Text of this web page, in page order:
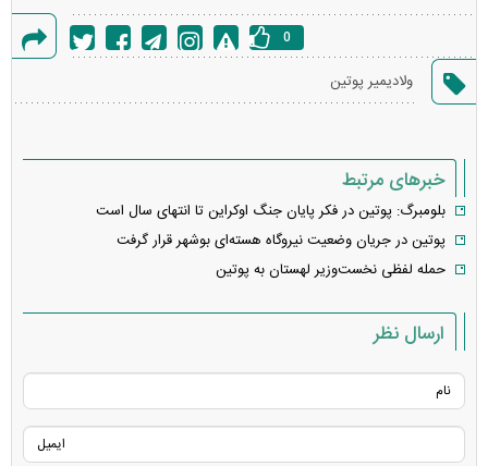
خطا
0
ولادیمیر پوتین
خبرهای مرتبط
بلومبرگ: پوتین در فکر پایان جنگ اوکراین تا انتهای سال است
پوتین در جریان وضعیت نیروگاه هسته‌ای بوشهر قرار گرفت
حمله لفظی نخست‌وزیر لهستان به پوتین
ارسال نظر